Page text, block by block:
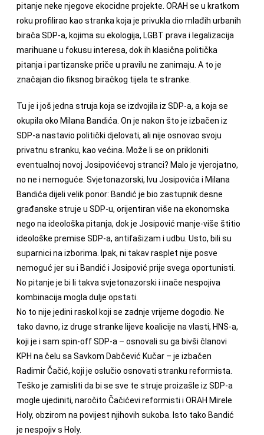
pitanje neke njegove ekocidne projekte. ORAH se u kratkom
roku profilirao kao stranka koja je privukla dio mlađih urbanih
birača SDP-a, kojima su ekologija, LGBT prava i legalizacija
marihuane u fokusu interesa, dok ih klasična politička
pitanja i partizanske priče u pravilu ne zanimaju. A to je
značajan dio fiksnog biračkog tijela te stranke.
Tu je i još jedna struja koja se izdvojila iz SDP-a, a koja se
okupila oko Milana Bandića. On je nakon što je izbačen iz
SDP-a nastavio politički djelovati, ali nije osnovao svoju
privatnu stranku, kao većina. Može li se on prikloniti
eventualnoj novoj Josipovićevoj stranci? Malo je vjerojatno,
no ne i nemoguće. Svjetonazorski, Ivu Josipovića i Milana
Bandića dijeli velik ponor: Bandić je bio zastupnik desne
građanske struje u SDP-u, orijentiran više na ekonomska
nego na ideološka pitanja, dok je Josipović manje-više štitio
ideološke premise SDP-a, antifašizam i udbu. Usto, bili su
suparnici na izborima. Ipak, ni takav rasplet nije posve
nemoguć jer su i Bandić i Josipović prije svega oportunisti.
No pitanje je bi li takva svjetonazorski i inače nespojiva
kombinacija mogla dulje opstati.
No to nije jedini raskol koji se zadnje vrijeme dogodio. Ne
tako davno, iz druge stranke lijeve koalicije na vlasti, HNS-a,
koji je i sam spin-off SDP-a – osnovali su ga bivši članovi
KPH na čelu sa Savkom Dabčević Kučar – je izbačen
Radimir Čačić, koji je oslučio osnovati stranku reformista.
Teško je zamisliti da bi se sve te struje proizašle iz SDP-a
mogle ujediniti, naročito Čačićevi reformisti i ORAH Mirele
Holy, obzirom na povijest njihovih sukoba. Isto tako Bandić
je nespojiv s Holy.